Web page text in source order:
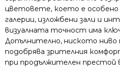
цветовете, което е особено
галерии, изложбени зали и
визуалната точност има
Допълнително, ниското ниво
подобрява зрителния
при продължителен престой